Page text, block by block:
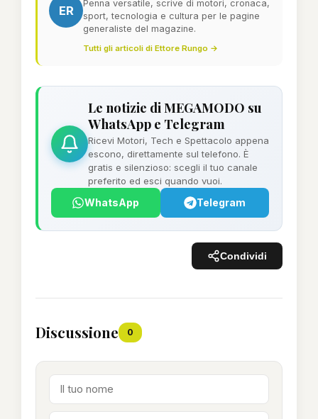
ER
Penna versatile, scrive di motori, cronaca,
sport, tecnologia e cultura per le pagine
generaliste del magazine.
Tutti gli articoli di Ettore Rungo →
Le notizie di MEGAMODO su
WhatsApp e Telegram
Ricevi Motori, Tech e Spettacolo appena
escono, direttamente sul telefono. È
gratis e silenzioso: scegli il tuo canale
preferito ed esci quando vuoi.
WhatsApp Telegram
Condividi
Discussione 0